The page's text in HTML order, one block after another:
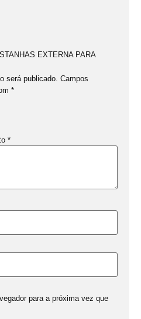
EXTERNA PARA
será publicado. Campos
*
*
para a próxima vez que